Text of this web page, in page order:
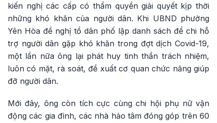
kiến nghị các cấp có thẩm quyền giải quyết kịp thời
những khó khăn của người dân. Khi UBND phường
Yên Hòa đề nghị tổ dân phố lập danh sách để chi hỗ
trợ người dân gặp khó khăn trong đợt dịch Covid-19,
một lần nữa ông lại phát huy tinh thần trách nhiệm,
luôn có mặt, rà soát, đề xuất cơ quan chức năng giúp
đỡ người dân.
Mới đây, ông còn tích cực cùng chi hội phụ nữ vận
động các gia đình, các nhà hảo tâm đóng góp trên 60